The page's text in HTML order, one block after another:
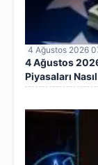
4 Ağustos 2026
4 Ağustos
Piyasaları